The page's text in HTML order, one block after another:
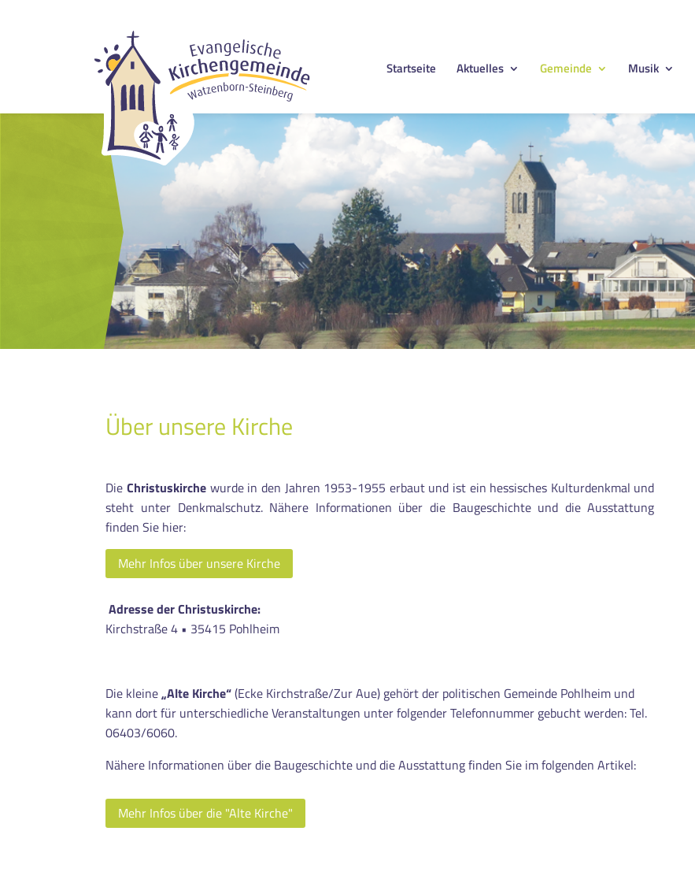
Startseite Aktuelles Gemeinde Musik
Über unsere Kirche
DieChristuskirche wurde in den Jahren 1953-1955 erbaut und ist ein hessisches Kulturdenkmal und
steht unter Denkmalschutz. Nähere Informationen über die Baugeschichte und die Ausstattung
finden Sie hier:
Mehr Infos über unsere Kirche
Adresse der Christuskirche:
Kirchstraße 4 • 35415 Pohlheim
Die kleine„Alte Kirche“(Ecke Kirchstraße/Zur Aue) gehört der politischen Gemeinde Pohlheim und
kann dort für unterschiedliche Veranstaltungen unter folgender Telefonnummer gebucht werden: Tel.
06403/6060.
Nähere Informationen über die Baugeschichte und die Ausstattung finden Sie im folgenden Artikel:
Mehr Infos über die "Alte Kirche"